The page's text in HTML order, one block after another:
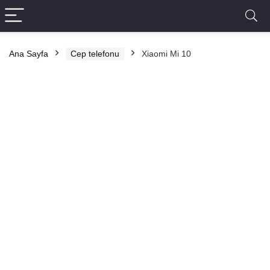
Ana Sayfa Cep telefonu Xiaomi Mi 10